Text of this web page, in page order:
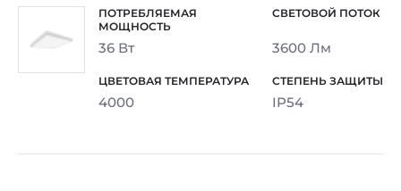
36 Вт 3600 Лм
4000 IP54